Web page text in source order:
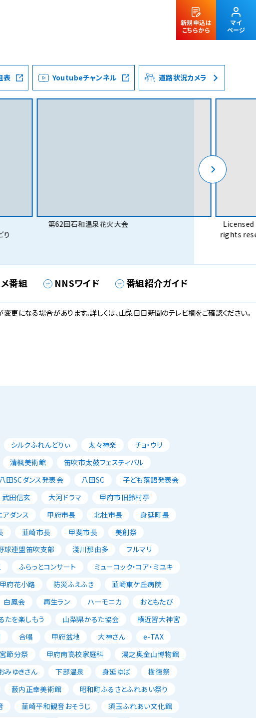
法人のお客様
新規申込は
こちらから
マイ
ページ
表 Youtubeチャンネル 道路状況カメラ
り
第62回石和温泉花火大会
Licensed
rights
番組 NNSワイド 番組紹介ガイド
更になる場合があります。詳しくは、山梨日日新聞のテレビ欄をご確認ください。
シルクふれんどりぃ 太々神楽
チョ・ウリ
清楓美術館
笛吹市太鼓フェスティバル
八田SCダンス発表会 八田SC
子ども落語発表会
武田信玄 大河ドラマ
甲府市旧鈴村亭
アダンス 甲府市長 北杜市長
身延町長
韮崎市長 甲斐市長
美創祭
球連盟笛吹支部 淺川那由多
フルマリ
ふらっとコンサート
ミューコック・コア・ミユキ
府花小路 防災ふえふき
韮崎東ケ丘病院
白鳳会 再生ラン ハーモニカ
おともたび
たを楽しもう 山梨県かるた協会
横近習大神宮
合唱 甲府盆地 大神さん
e-TAX
節分祭 甲府南高校家庭科
湯之奥金山博物館
みゆきさん 下部温泉 身延ゆば
樹徳祭
薮内正幸美術館
昭和町ふるさとふれあい祭り
韮崎平和観音おそうじ
須玉ふれあい文化館